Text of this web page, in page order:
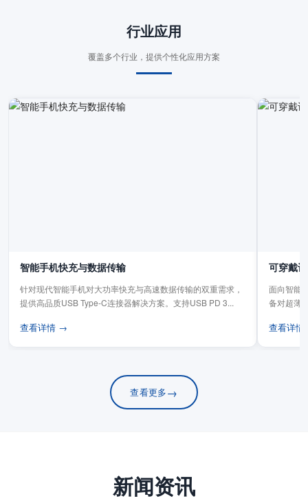
行业应用
覆盖多个行业，提供个性化应用方案
智能手机快充与数据传输
针对现代智能手机对大功率快充与高速数据传输的双重需求，
提供高品质USB Type-C连接器解决方案。支持USB PD 3...
查看详情 →
可穿戴
面向智能
备对超薄
查看详
查看更多→
新闻资讯